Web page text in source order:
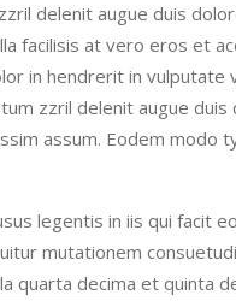
delenit augue duis
facilisis at vero eros et
in hendrerit in
zzril delenit augue
assum. Eodem modo
legentis in iis qui facit
mutationem
quarta decima et quinta